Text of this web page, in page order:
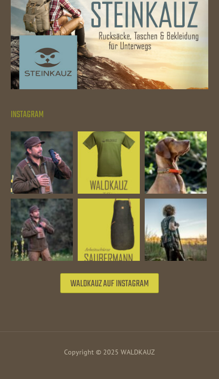
INSTAGRAM
WALDKAUZ AUF INSTAGRAM
Copyright © 2025 WALDKAUZ